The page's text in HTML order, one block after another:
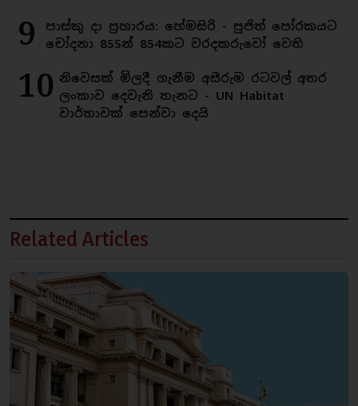
9
පාස්කු දා ප්‍රහාරය: හේමසිරි - පූජිත් පෝරකයට
චෝදනා 855න් 854කට වරදකරුවෝ වෙති
10 නිවෙසක් මිලදී ගැනීම අසීරුම රටවල් අතර
ලංකාව දෙවැනි තැනට - UN Habitat
වාර්තාවක් පෙන්වා දෙයි
Related Articles